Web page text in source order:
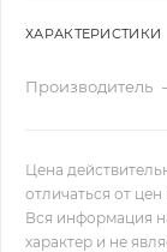
ХАРАКТЕРИСТИКИ
Производитель
Цена
отличаться от
Вся информация
характер и не